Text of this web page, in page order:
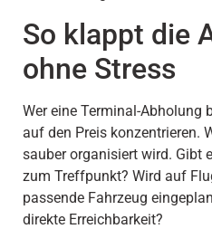
So klappt die
ohne Stress
Wer eine Terminal-Abholung
auf den Preis konzentrieren.
sauber organisiert wird. Gibt
zum Treffpunkt? Wird auf
passende Fahrzeug
direkte Erreichbarkeit?